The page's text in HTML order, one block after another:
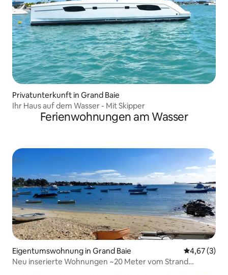
Privatunterkunft in Grand Baie
Ihr Haus auf dem Wasser - Mit Skipper
Ferienwohnungen am Wasser
Eigentumswohnung in Grand Baie
4,67 (3)
Neu inserierte Wohnungen ~20 Meter vom Strand